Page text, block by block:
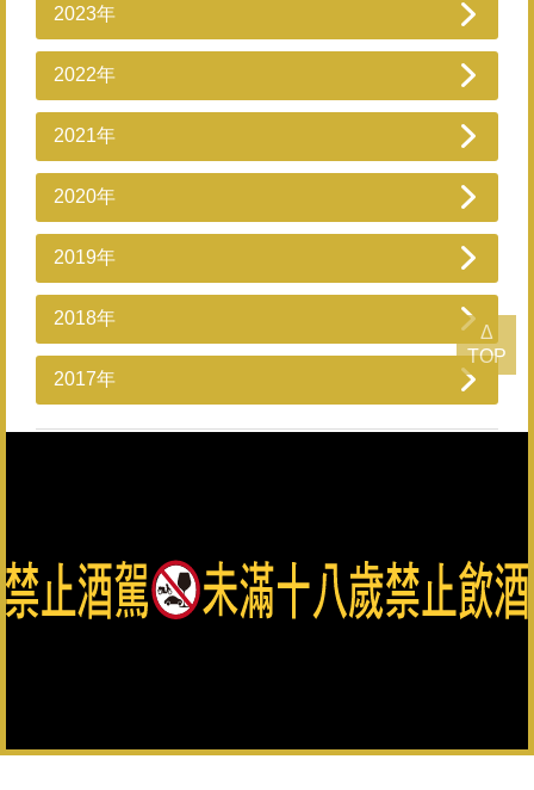
Δ
TOP
2023年
2022年
2021年
2020年
2019年
2018年
2017年
門縣政府菸酒檢舉專線：082-322976
金門酒廠實業股份有限公司版權所有 Copyright © Kinmen
Kaoliang Liquor Inc. All Rights Reserved.